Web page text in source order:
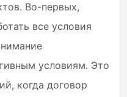
Во-первых,
все условия
условиям. Это
когда договор